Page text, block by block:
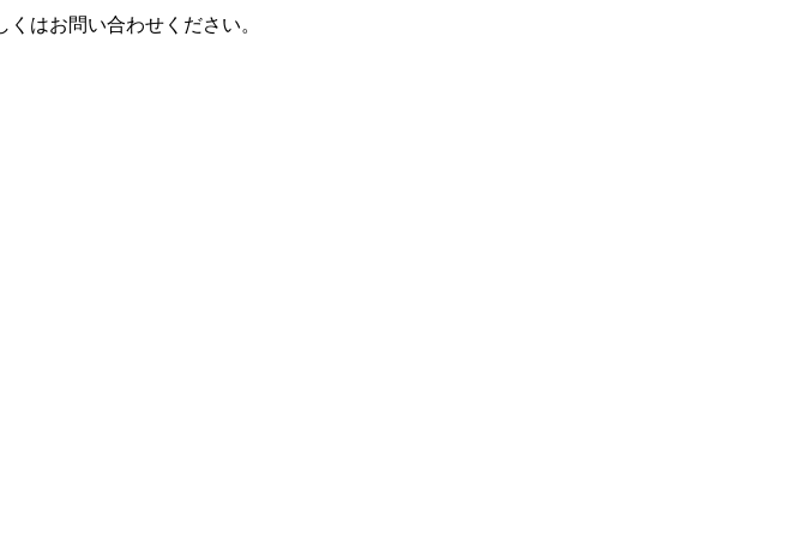
はお問い合わせください。